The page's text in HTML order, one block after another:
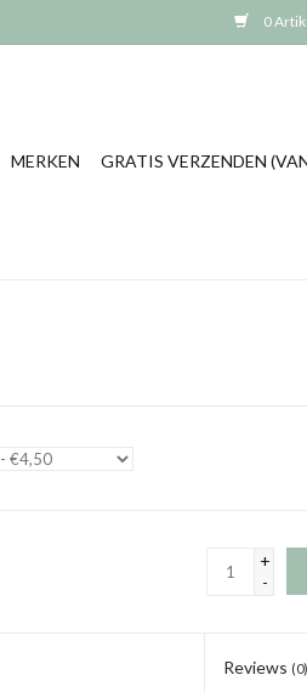
0
MERKEN GRATIS VERZENDEN
+
-
Reviews (0)